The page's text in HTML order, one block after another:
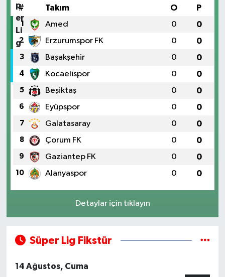
# Takım O P
1 Amed 0 0
2 Erzurumspor FK 0 0
3 Başakşehir 0 0
4 Kocaelispor 0 0
5 Beşiktaş 0 0
6 Eyüpspor 0 0
7 Galatasaray 0 0
8 Çorum FK 0 0
9 Gaziantep FK 0 0
10 Alanyaspor 0 0
Detaylar için tıklayın
Süper Lig Fikstür
14 Ağustos, Cuma